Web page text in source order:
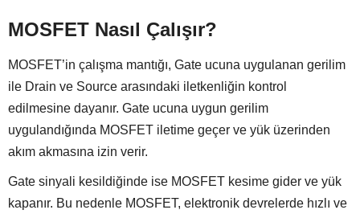
MOSFET Nasıl Çalışır?
MOSFET’in çalışma mantığı, Gate ucuna uygulanan gerilim
ile Drain ve Source arasındaki iletkenliğin kontrol
edilmesine dayanır. Gate ucuna uygun gerilim
uygulandığında MOSFET iletime geçer ve yük üzerinden
akım akmasına izin verir.
Gate sinyali kesildiğinde ise MOSFET kesime gider ve yük
kapanır. Bu nedenle MOSFET, elektronik devrelerde hızlı ve